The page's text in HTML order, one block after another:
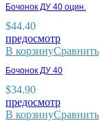
Бочонок ДУ 40 оцин.
$44.40
предосмотр
В корзинуСравнить
Бочонок ДУ 40
$34.90
предосмотр
В корзинуСравнить